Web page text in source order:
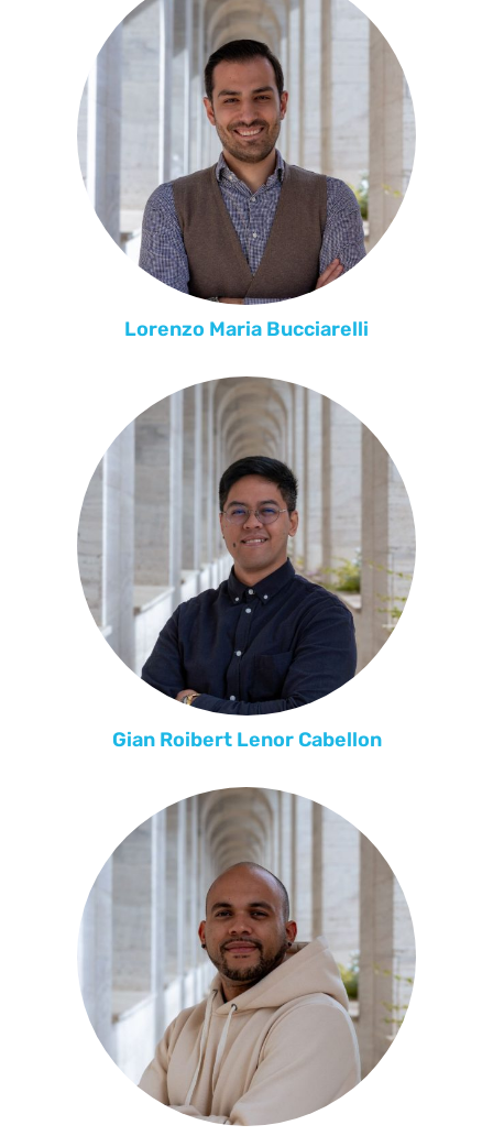
Lorenzo Maria Bucciarelli
Gian Roibert Lenor Cabellon